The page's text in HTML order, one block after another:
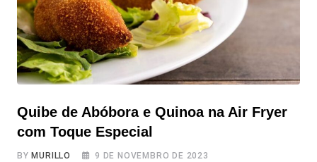
Quibe de Abóbora e Quinoa na Air Fryer
com Toque Especial
BY MURILLO 9 DE NOVEMBRO DE 2023